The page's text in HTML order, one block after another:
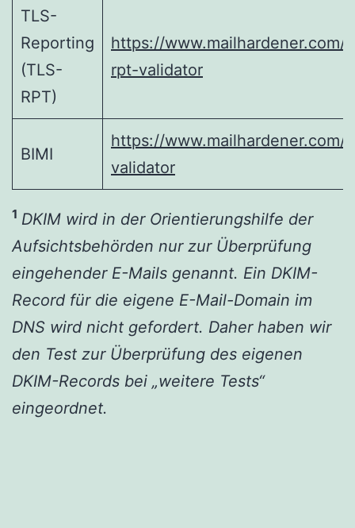
TLS-
Reporting
(TLS-
RPT)
https://www.mailhardener.com/
rpt-validator
BIMI
https://www.mailhardener.com/
validator
1 DKIM wird in der Orientierungshilfe der
Aufsichtsbehörden nur zur Überprüfung
eingehender E-Mails genannt. Ein DKIM-
Record für die eigene E-Mail-Domain im
DNS wird nicht gefordert. Daher haben wir
den Test zur Überprüfung des eigenen
DKIM-Records bei „weitere Tests“
eingeordnet.